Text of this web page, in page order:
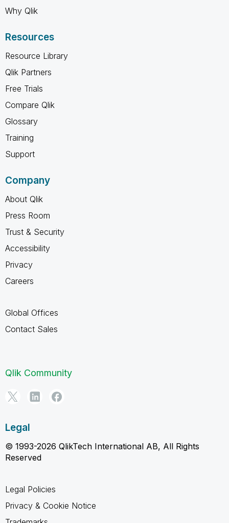
Why Qlik
Resources
Resource Library
Qlik Partners
Free Trials
Compare Qlik
Glossary
Training
Support
Company
About Qlik
Press Room
Trust & Security
Accessibility
Privacy
Careers
Global Offices
Contact Sales
Qlik Community
Legal
© 1993-2026 QlikTech International AB, All Rights
Reserved
Legal Policies
Privacy & Cookie Notice